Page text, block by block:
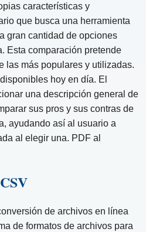
características y
que busca una herramienta
gran cantidad de opciones
Esta comparación pretende
las más populares y utilizadas.
hoy en día. El
una descripción general de
sus pros y sus contras de
ayudando así al usuario a
al elegir una. PDF al
de archivos en línea
de formatos de archivos para